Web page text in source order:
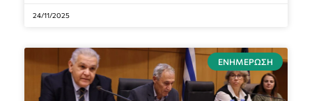
24/11/2025
ΕΝΗΜΈΡΩΣΗ